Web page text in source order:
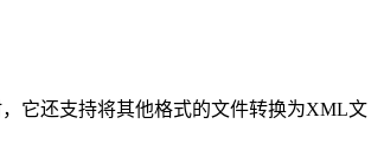
它还支持将其他格式的文件转换为XML文